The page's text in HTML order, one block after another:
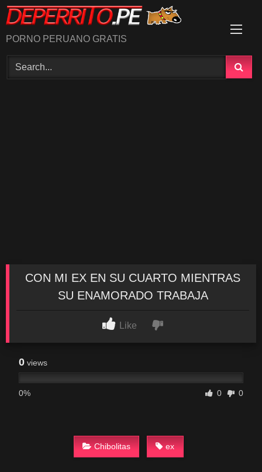
Skip
to
content
PORNO PERUANO GRATIS
CON MI EX EN SU CUARTO MIENTRAS
SU ENAMORADO TRABAJA
Like
0 views
0% 0 0
Chibolitas ex